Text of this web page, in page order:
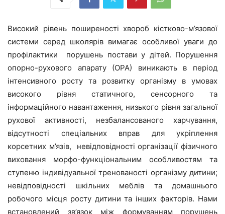
Високий рівень поширеності хвороб кістково-м’язової
системи серед школярів вимагає особливої уваги до
профілактики порушень постави у дітей. Порушення
опорно-рухового апарату (ОРА) виникають в період
інтенсивного росту та розвитку організму в умовах
високого рівня статичного, сенсорного та
інформаційного навантаження, низького рівня загальної
рухової активності, незбалансованого харчування,
відсутності спеціальних вправ для укріплення
корсетних м’язів, невідповідності організації фізичного
виховання морфо-функціональним особливостям та
ступеню індивідуальної тренованості організму дитини;
невідповідності шкільних меблів та домашнього
робочого місця росту дитини та інших факторів. Нами
встановлений зв’язок між формуванням порушень